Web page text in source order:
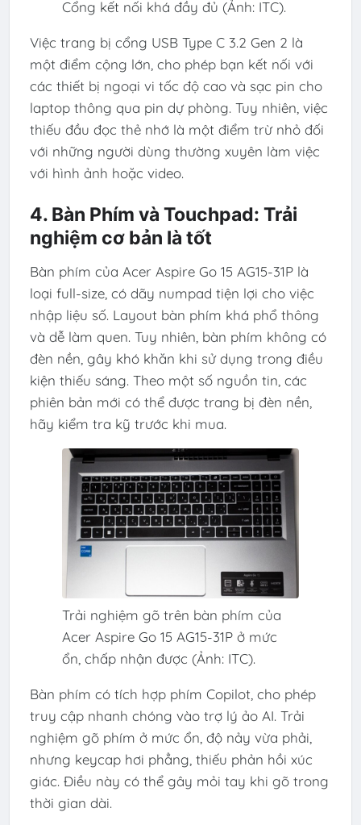
Cổng kết nối khá đầy đủ (Ảnh: ITC).
Việc trang bị cổng USB Type C 3.2 Gen 2 là
một điểm cộng lớn, cho phép bạn kết nối với
các thiết bị ngoại vi tốc độ cao và sạc pin cho
laptop thông qua pin dự phòng. Tuy nhiên, việc
thiếu đầu đọc thẻ nhớ là một điểm trừ nhỏ đối
với những người dùng thường xuyên làm việc
với hình ảnh hoặc video.
4. Bàn Phím và Touchpad: Trải
nghiệm cơ bản là tốt
Bàn phím của Acer Aspire Go 15 AG15-31P là
loại full-size, có dãy numpad tiện lợi cho việc
nhập liệu số. Layout bàn phím khá phổ thông
và dễ làm quen. Tuy nhiên, bàn phím không có
đèn nền, gây khó khăn khi sử dụng trong điều
kiện thiếu sáng. Theo một số nguồn tin, các
phiên bản mới có thể được trang bị đèn nền,
hãy kiểm tra kỹ trước khi mua.
Trải nghiệm gõ trên bàn phím của
Acer Aspire Go 15 AG15-31P ở mức
ổn, chấp nhận được (Ảnh: ITC).
Bàn phím có tích hợp phím Copilot, cho phép
truy cập nhanh chóng vào trợ lý ảo AI. Trải
nghiệm gõ phím ở mức ổn, độ nảy vừa phải,
nhưng keycap hơi phẳng, thiếu phản hồi xúc
giác. Điều này có thể gây mỏi tay khi gõ trong
thời gian dài.